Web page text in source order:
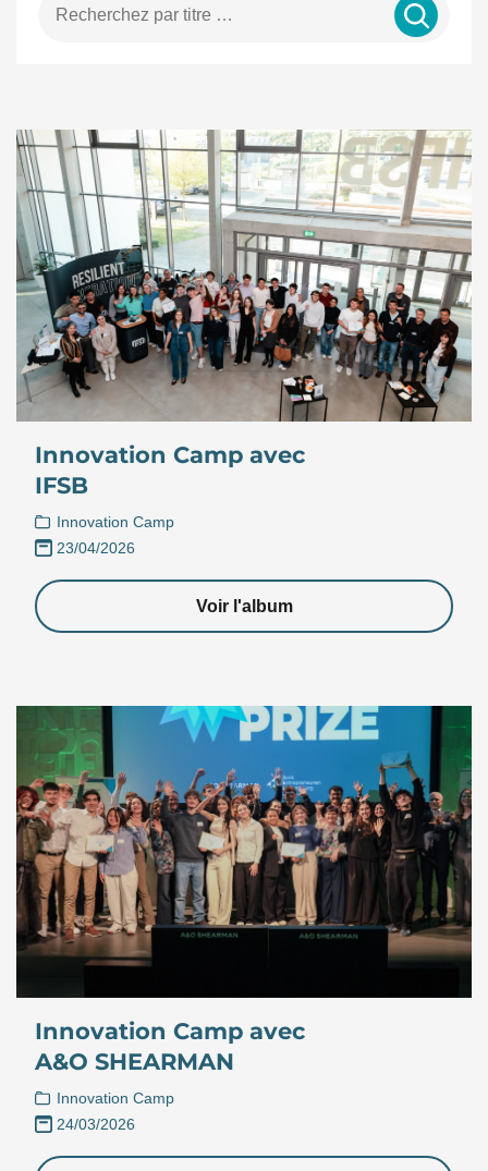
Entrer un terme de recherche …
Innovation Camp avec
IFSB
Innovation Camp
23/04/2026
Voir l'album
Innovation Camp avec
A&O SHEARMAN
Innovation Camp
24/03/2026